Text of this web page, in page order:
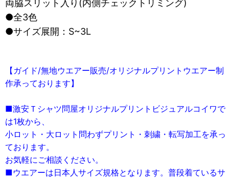
両脇スリット入り(内側チェックトリミング)
●全3色
●サイズ展開：S~3L
【ガイド/無地ウエアー販売/オリジナルプリントウエアー制
作承っております】
■激安Ｔシャツ問屋オリジナルプリントビジュアルコイワで
は1枚から、
小ロット・大ロット問わずプリント・刺繍・転写加工を承っ
ております。
お気軽にご相談ください。
■ウエアーは日本人サイズ規格となります。普段着ているサ